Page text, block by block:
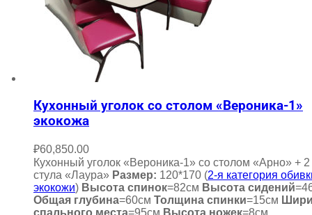
Кухонный уголок со столом «Вероника-1»
экокожа
₽60,850.00
Кухонный уголок «Вероника-1» со столом «Арно» + 2
стула «Лаура» Размер: 120*170 (2-я категория
экокожи) Высота спинок=82см Высота сидений
Общая глубина=60см Толщина спинки=15см